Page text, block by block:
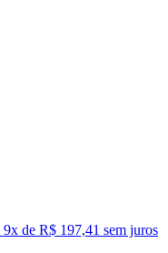
9x de R$ 197,41 sem juros